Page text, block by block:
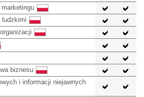
marketingu
ludzkimi
biznesu
i informacji niejawnych